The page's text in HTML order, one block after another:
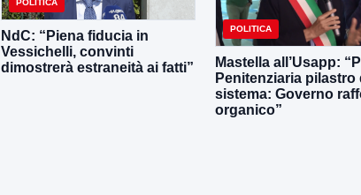
NdC: “Piena fiducia in
Vessichelli, convinti
dimostrerà estraneità ai fatti”
POLITICA
Mastella all’Usapp:
Penitenziaria pilastro
sistema: Governo
organico”